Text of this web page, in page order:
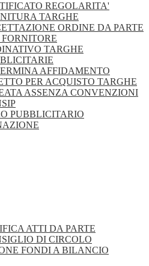
REGOLARITA'
TARGHE
ORDINE DA PARTE
TARGHE
AFFIDAMENTO
PER ACQUISTO TARGHE
ASSENZA CONVENZIONI
PUBBLICITARIO
ATTI DA PARTE
DI CIRCOLO
FONDI A BILANCIO